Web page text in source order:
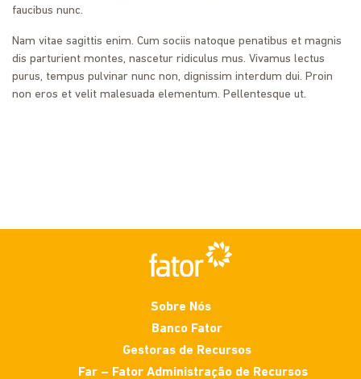
faucibus nunc.
Nam vitae sagittis enim. Cum sociis natoque penatibus et magnis
dis parturient montes, nascetur ridiculus mus. Vivamus lectus
purus, tempus pulvinar nunc non, dignissim interdum dui. Proin
non eros et velit malesuada elementum. Pellentesque ut.
Sobre Nós
Banco Fator
Gestoras de Recursos
Far – Fator Administração de Recursos